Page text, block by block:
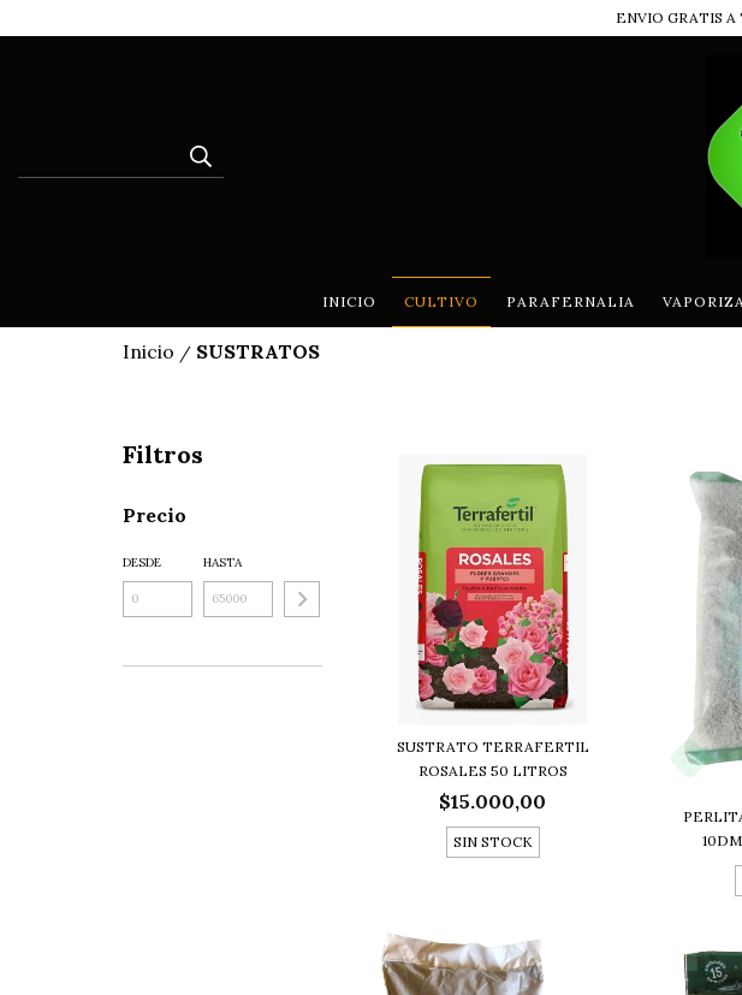
ENVIO GRATIS
INICIO CULTIVO PARAFERNALIA
Inicio / SUSTRATOS
Filtros
Precio
DESDE HASTA
SUSTRATO TERRAFERTIL
ROSALES 50 LITROS
$15.000,00
SIN STOCK